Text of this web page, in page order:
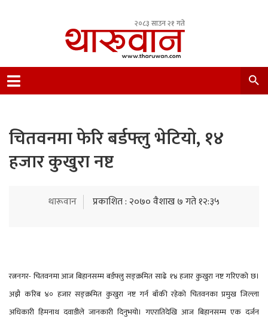
२०८३ साउन २१ गते
Nepal.
चितवनमा फेरि बर्डफ्लु भेटियो, १४
हजार कुखुरा नष्ट
थारूवान प्रकाशित : २०७० वैशाख ७ गते १२:३५
रत्ननगर- चितवनमा आज बिहानसम्म बर्डफ्लु सङ्क्रमित साढे १४ हजार कुखुरा नष्ट गरिएको छ।
अझै करिब ४० हजार सङ्क्रमित कुखुरा नष्ट गर्न बाँकी रहेको चितवनका प्रमुख जिल्ला
अधिकारी हिमनाथ दवाडीले जानकारी दिनुभयो। गएरातिदेखि आज बिहानसम्म एक दर्जन